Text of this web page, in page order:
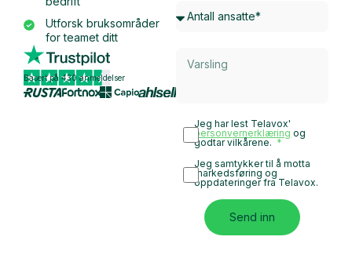
Utforsk bruksområder
for teamet ditt
Basert på 430 anmeldelser
Jeg har lest Telavox'
personvernerklæring og
godtar vilkårene.
Jeg samtykker til å motta
markedsføring og
oppdateringer fra Telavox.
Send inn